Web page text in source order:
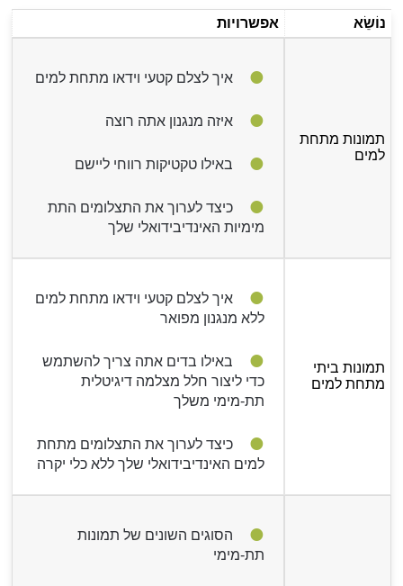
נוֹשֵׂא אפשרויות
תמונות מתחת
למים
איך לצלם קטעי וידאו מתחת למים
איזה מנגנון אתה רוצה
באילו טקטיקות רווחי ליישם
כיצד לערוך את התצלומים התת
מימיות האינדיבידואלי שלך
תמונות ביתי
מתחת למים
איך לצלם קטעי וידאו מתחת למים
ללא מנגנון מפואר
באילו בדים אתה צריך להשתמש
כדי ליצור חלל מצלמה דיגיטלית
תת-מימי משלך
כיצד לערוך את התצלומים מתחת
למים האינדיבידואלי שלך ללא כלי יקרה
הסוגים השונים של תמונות
תת-מימי